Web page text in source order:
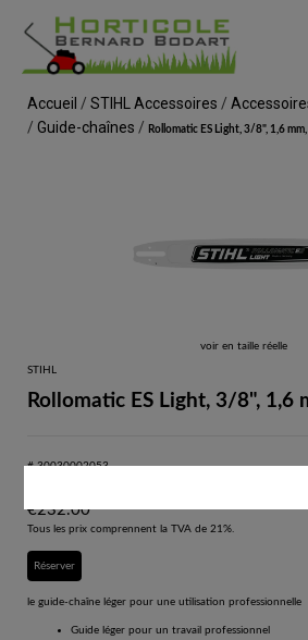
Accueil / STIHL Accessoires /
/ Guide-chaînes / Rollomatic ES Light, 3/8", 1,6
voir en taille réelle
STIHL
Rollomatic ES Light, 3/8", 1,6
# 30030002053
€232.00
Tous les prix comprennent la TVA de 21%.
Réserver
le guide-chaîne léger pour une utilisation professionnelle
Guide léger pour un travail professionnel